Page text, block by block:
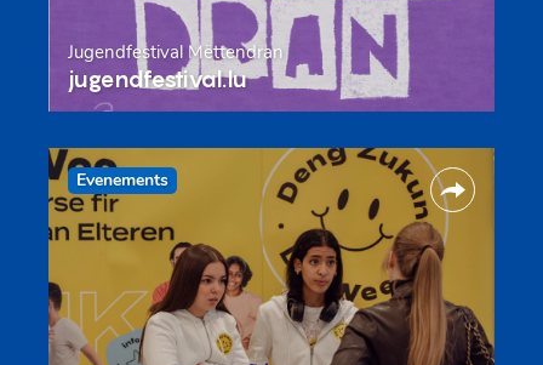
Jugendfestival Mëttendran
jugendfestival.lu
Evenements